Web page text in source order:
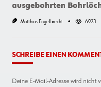
ausgebohrten
Matthias Engelbrecht 6923
SCHREIBE EINEN
Deine E-Mail-Adresse wird nicht